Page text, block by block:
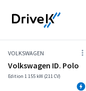
VOLKSWAGEN
Volkswagen ID. Polo
Edition 1 155 kW (211 CV)